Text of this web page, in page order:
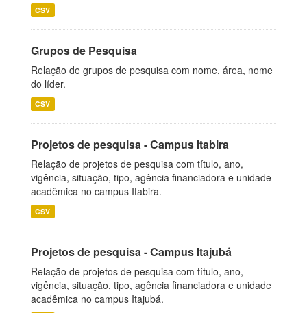
CSV
Grupos de Pesquisa
Relação de grupos de pesquisa com nome, área, nome
do líder.
CSV
Projetos de pesquisa - Campus Itabira
Relação de projetos de pesquisa com título, ano,
vigência, situação, tipo, agência financiadora e unidade
acadêmica no campus Itabira.
CSV
Projetos de pesquisa - Campus Itajubá
Relação de projetos de pesquisa com título, ano,
vigência, situação, tipo, agência financiadora e unidade
acadêmica no campus Itajubá.